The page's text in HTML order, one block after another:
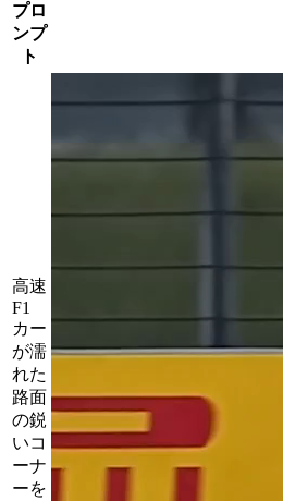
プロ
ンプ
ト
高速
F1
カー
が濡
れた
路面
の鋭
いコ
ーナ
ーを